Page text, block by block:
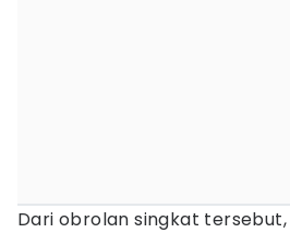
Dari obrolan singkat